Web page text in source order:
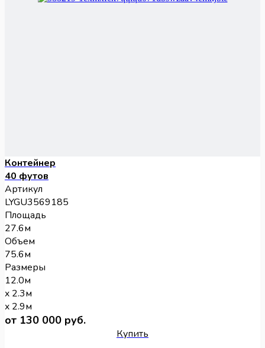
Контейнер
40 футов
Артикул
LYGU3569185
Площадь
27.6м
Объем
75.6м
Размеры
12.0м
x 2.3м
x 2.9м
от 130 000 руб.
Купить